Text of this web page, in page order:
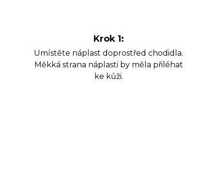
Krok 1:
Umístěte náplast doprostřed chodidla.
Měkká strana náplasti by měla přiléhat
ke kůži.